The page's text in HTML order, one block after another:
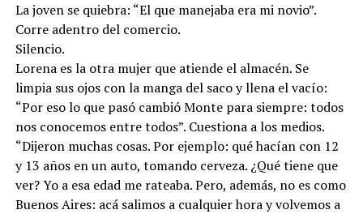
La joven se quiebra: “El que manejaba era mi novio”.
Corre adentro del comercio.
Silencio.
Lorena es la otra mujer que atiende el almacén. Se
limpia sus ojos con la manga del saco y llena el vacío:
“Por eso lo que pasó cambió Monte para siempre: todos
nos conocemos entre todos”. Cuestiona a los medios.
“Dijeron muchas cosas. Por ejemplo: qué hacían con 12
y 13 años en un auto, tomando cerveza. ¿Qué tiene que
ver? Yo a esa edad me rateaba. Pero, además, no es como
Buenos Aires: acá salimos a cualquier hora y volvemos a